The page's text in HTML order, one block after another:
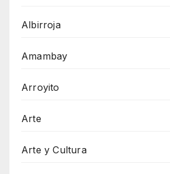
Albirroja
Amambay
Arroyito
Arte
Arte y Cultura